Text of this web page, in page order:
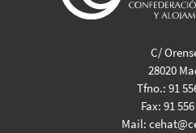
C/
28020
Tfno.: 91
Fax: 91
Mail: